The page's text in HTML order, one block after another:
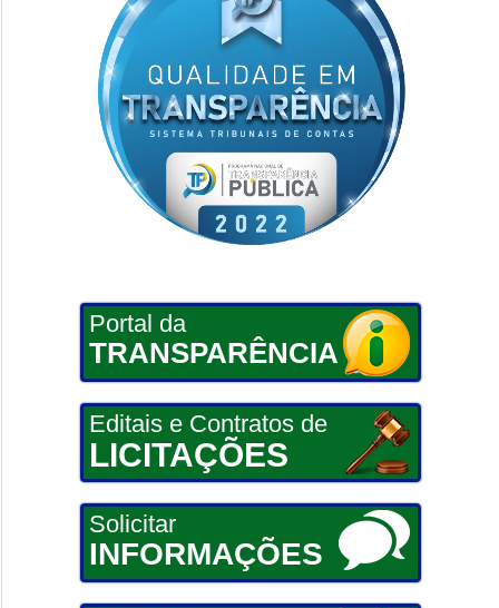
Portal da
TRANSPARÊNCIA
Editais e Contratos de
LICITAÇÕES
Solicitar
INFORMAÇÕES